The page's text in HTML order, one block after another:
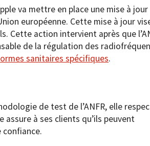
va mettre en place une mise à jour
européenne. Cette mise à jour
Cette action intervient après que
de la régulation des
sanitaires spécifiques.
de test de l’ANFR, elle
assure à ses clients qu’ils peuvent